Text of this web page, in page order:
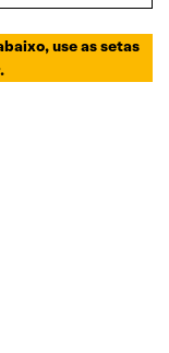
use as setas